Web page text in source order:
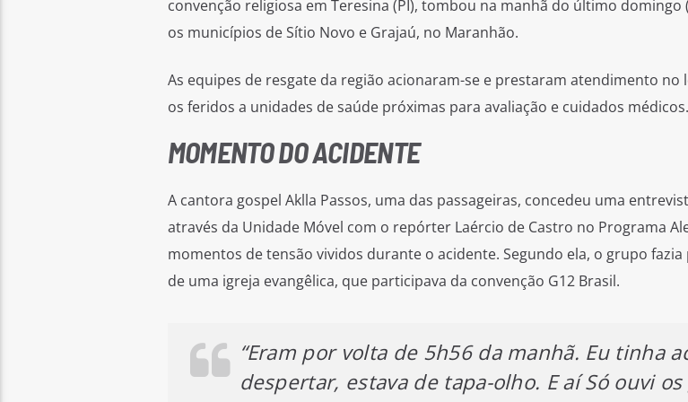
convenção religiosa em Teresina (PI), tombou na manhã do último domingo
os municípios de Sítio Novo e Grajaú, no Maranhão.
As equipes de resgate da região acionaram-se e prestaram atendimento no
os feridos a unidades de saúde próximas para avaliação e cuidados médicos.
MOMENTO DO ACIDENTE
A cantora gospel Aklla Passos, uma das passageiras, concedeu uma
através da Unidade Móvel com o repórter Laércio de Castro no Programa
momentos de tensão vividos durante o acidente. Segundo ela, o grupo
de uma igreja evangêlica, que participava da convenção G12 Brasil.
“Eram por volta de 5h56 da manhã. Eu tinha
despertar, estava de tapa-olho. E aí Só ouvi